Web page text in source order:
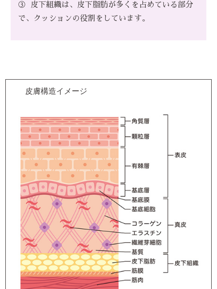
③
皮下組織は、皮下脂肪が多くを占めている部分
で、クッションの役割をしています。
皮膚構造イメージ